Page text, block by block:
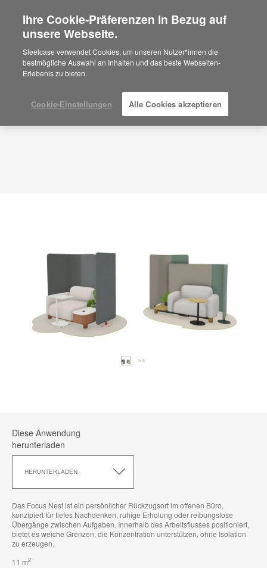
Are you in United States?
Would you like to see Products we sell in
your region?
Americas
Español
Planungsidee
ID: ZJ5MM5QJ
Diese Anwendung
herunterladen
HERUNTERLADEN
Anwendung
Das Focus Nest ist ein persönlicher Rückzugsort im offenen Büro,
konzipiert für tiefes Nachdenken, ruhige Erholung oder reibungslose
Übergänge zwischen Aufgaben. Innerhalb des Arbeitsflusses positioniert,
bietet es weiche Grenzen, die Konzentration unterstützen, ohne Isolation
zu erzeugen.
11 m2
Ihre Cookie-Präferenzen in Bezug auf
unsere Webseite.
Steelcase verwendet Cookies, um unseren Nutzer*innen die
bestmögliche Auswahl an Inhalten und das beste Webseiten-
Erlebenis zu bieten.
Cookie-Einstellungen Alle Cookies akzeptieren